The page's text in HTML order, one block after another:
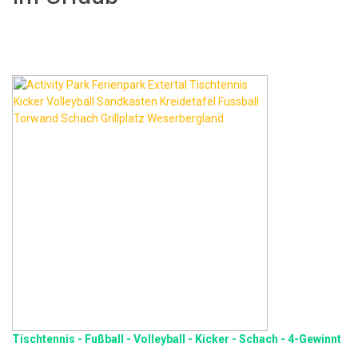
Tischtennis - Fußball - Volleyball - Kicker - Schach - 4-Gewinnt